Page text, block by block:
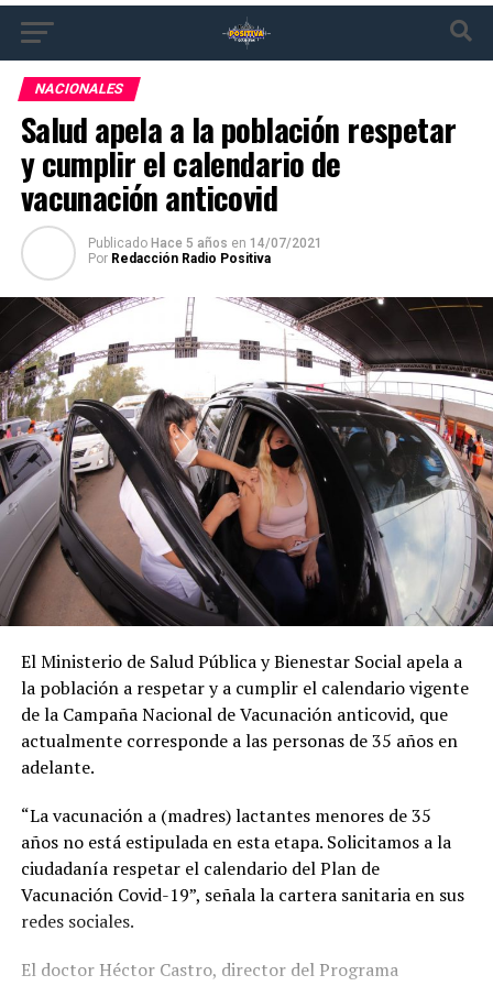
NACIONALES
Salud apela a la población respetar
y cumplir el calendario de
vacunación anticovid
Publicado Hace 5 años en 14/07/2021
Por Redacción Radio Positiva
El Ministerio de Salud Pública y Bienestar Social apela a
la población a respetar y a cumplir el calendario vigente
de la Campaña Nacional de Vacunación anticovid, que
actualmente corresponde a las personas de 35 años en
adelante.
“La vacunación a (madres) lactantes menores de 35
años no está estipulada en esta etapa. Solicitamos a la
ciudadanía respetar el calendario del Plan de
Vacunación Covid-19”, señala la cartera sanitaria en sus
redes sociales.
El doctor Héctor Castro, director del Programa